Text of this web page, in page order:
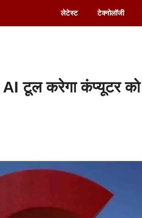
लेटेस्ट टेक्नोलॉजी
टूल करेगा कंप्यूटर